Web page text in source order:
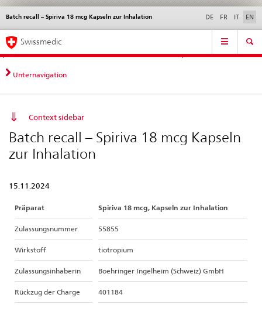
Direct
navigation:
news,
legal
contact
News &
standards
Contact | Support &
Help
Batch recall – Spiriva 18 mcg Kapseln zur Inhalation
Languages DE FR IT EN
Service
Main
Navigation
Swissmedic
Unternavigation
Context sidebar
Batch recall – Spiriva 18 mcg Kapseln
zur Inhalation
15.11.2024
Präparat Spiriva 18 mcg, Kapseln zur Inhalation
Zulassungsnummer 55855
Wirkstoff tiotropium
Zulassungsinhaberin Boehringer Ingelheim (Schweiz) GmbH
Rückzug der Charge 401184